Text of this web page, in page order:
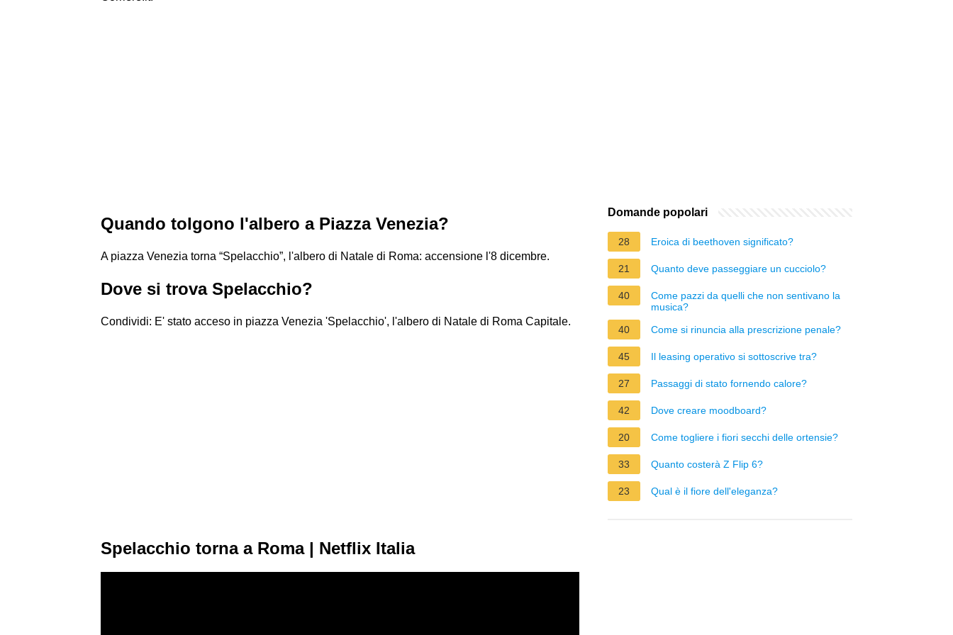
Quando tolgono l'albero a Piazza Venezia?
A piazza Venezia torna “Spelacchio”, l'albero di Natale di Roma: accensione l'8 dicembre.
Dove si trova Spelacchio?
Condividi: E' stato acceso in piazza Venezia 'Spelacchio', l'albero di Natale di Roma Capitale.
Spelacchio torna a Roma | Netflix Italia
Domande popolari
28 Eroica di beethoven significato?
21 Quanto deve passeggiare un cucciolo?
40
Come pazzi da quelli che non sentivano la
musica?
40
Come si rinuncia alla prescrizione penale?
45 Il leasing operativo si sottoscrive tra?
27 Passaggi di stato fornendo calore?
42 Dove creare moodboard?
20 Come togliere i fiori secchi delle ortensie?
33 Quanto costerà Z Flip 6?
23 Qual è il fiore dell'eleganza?